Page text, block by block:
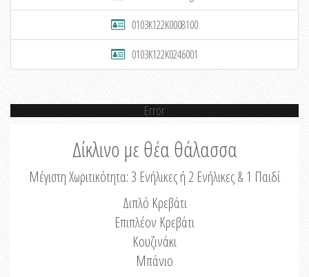
0103K122K0008100
0103K122K0246001
Error
Δίκλινο με θέα θάλασσα
Μέγιστη Χωριτικότητα: 3 Ενήλικες ή 2 Ενήλικες & 1 Παιδί
Διπλό Κρεβάτι
Επιπλέον Κρεβάτι
Κουζινάκι
Μπάνιο